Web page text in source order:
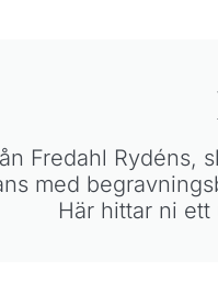
Fredahl Rydéns,
med
Här hittar ni